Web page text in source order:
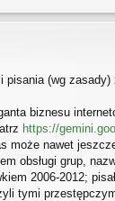
(wg
biznesu
https://
może nawet
obsługi grup,
2006-2012;
tymi